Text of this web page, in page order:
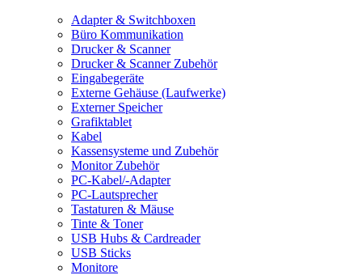
Adapter & Switchboxen
Büro Kommunikation
Drucker & Scanner
Drucker & Scanner Zubehör
Eingabegeräte
Externe Gehäuse (Laufwerke)
Externer Speicher
Grafiktablet
Kabel
Kassensysteme und Zubehör
Monitor Zubehör
PC-Kabel/-Adapter
PC-Lautsprecher
Tastaturen & Mäuse
Tinte & Toner
USB Hubs & Cardreader
USB Sticks
Monitore